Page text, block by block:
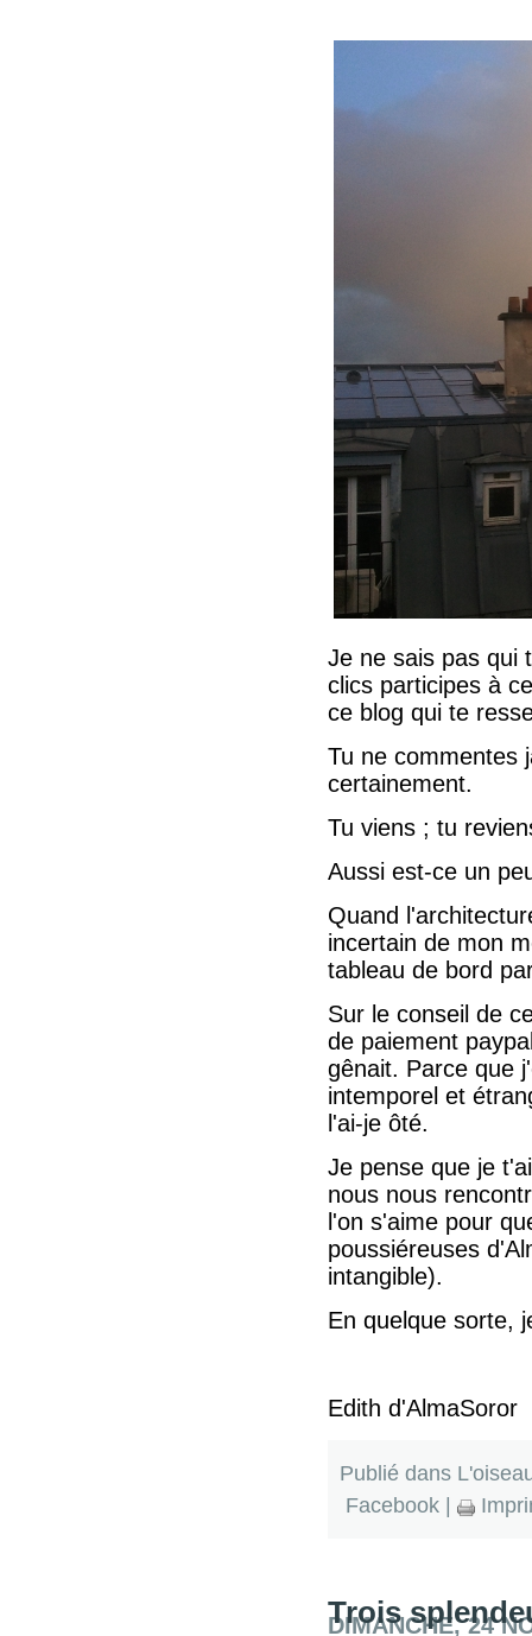
Je ne sais pas qui
clics participes à
ce blog qui te
Tu ne commentes
certainement.
Tu viens ; tu
Aussi est-ce un
Quand
incertain de mon
tableau de bord
Sur le conseil de
de paiement
gênait. Parce que
intemporel et
l'ai-je ôté.
Je pense que je
nous nous
l'on s'aime pour
poussiéreuses
intangible).
En quelque sorte,
Edith d'AlmaSoror
Publié dans
Facebook |
DIMANCHE, 24
Trois